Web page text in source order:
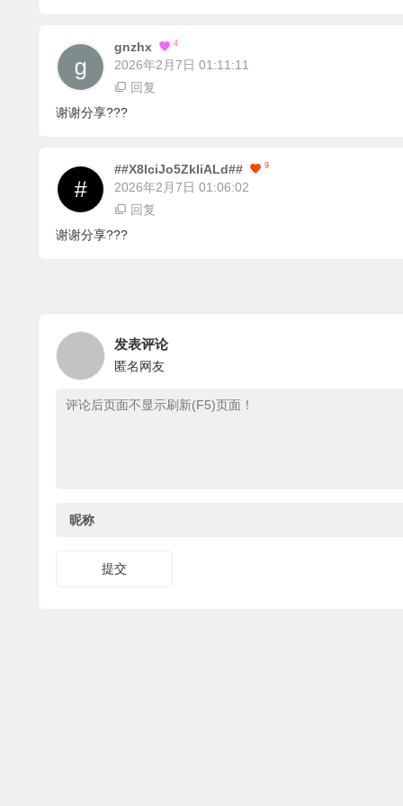
Gnzhx 4
2026年2月7日 01:11:11
回复
谢谢分享???
##X8lciJo5ZkIiALd## 9
2026年2月7日 01:06:02
回复
谢谢分享???
发表评论
匿名网友
昵称
提交